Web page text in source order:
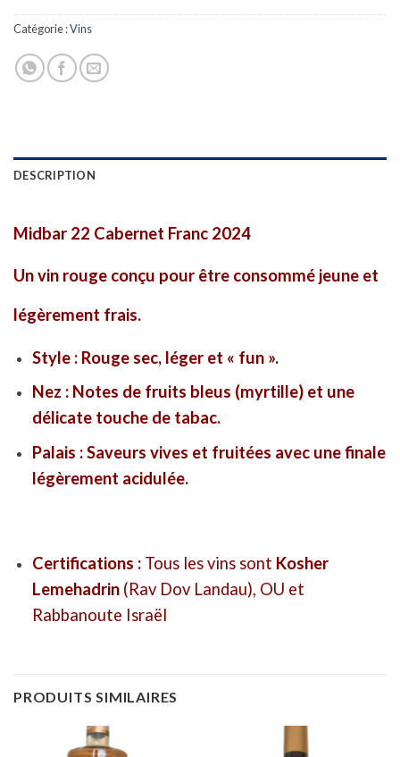
Catégorie :Vins
DESCRIPTION
Midbar 22 Cabernet Franc 2024
Un vin rouge conçu pour être consommé jeune et
légèrement frais.
Style : Rouge sec, léger et « fun ».
Nez : Notes de fruits bleus (myrtille) et une
délicate touche de tabac.
Palais : Saveurs vives et fruitées avec une finale
légèrement acidulée.
Certifications :Tous les vins sont Kosher
Lemehadrin(Rav Dov Landau), OU et
Rabbanoute Israël
PRODUITS SIMILAIRES